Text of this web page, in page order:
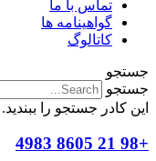
تماس با ما
گواهینامه ها
کاتالوگ
جستجو
جستجو
این کادر جستجو را ببندید.
+98 21 8605 4983